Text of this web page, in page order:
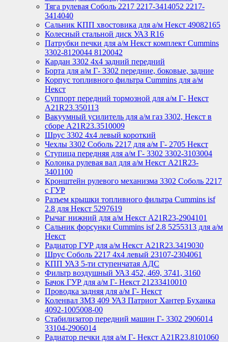
Тяга рулевая Соболь 2217 2217-3414052 2217-
3414040
Сальник КПП хвостовика для а/м Некст 49082165
Колесный стальной диск УАЗ R16
Патрубки печки для а/м Некст комплект Cummins
3302-8120044 8120042
Кардан 3302 4х4 задний передний
Борта для а/м Г- 3302 передние, боковые, задние
Корпус топливного фильтра Cummins для а/м
Некст
Суппорт передний тормозной для а/м Г- Некст
А21R23.350113
Вакуумный усилитель для а/м газ 3302, Некст в
сборе A21R23.3510009
Шрус 3302 4х4 левый короткий
Чехлы 3302 Соболь 2217 для а/м Г- 2705 Некст
Ступица передняя для а/м Г- 3302 3302-3103004
Колонка рулевая вал для а/м Некст A21R23-
3401100
Кронштейн рулевого механизма 3302 Соболь 2217
с ГУР
Разъем крышки топливного фильтра Cummins isf
2.8 для Некст 5297619
Рычаг нижний для а/м Некст А21R23-2904101
Сальник форсунки Cummins isf 2.8 5255313 для а/м
Некст
Радиатор ГУР для а/м Некст A21R23.3419030
Шрус Соболь 2217 4х4 левый 23107-2304061
КПП УАЗ 5-ти ступенчатая АДС
Фильтр воздушный УАЗ 452, 469, 3741, 3160
Бачок ГУР для а/м Г- Некст 21233410010
Проводка задняя для а/м Г- Некст
Коленвал ЗМЗ 409 УАЗ Патриот Хантер Буханка
4092-1005008-00
Стабилизатор передний машин Г- 3302 2906014
33104-2906014
Радиатор печки для а/м Г- Некст А21R23.8101060